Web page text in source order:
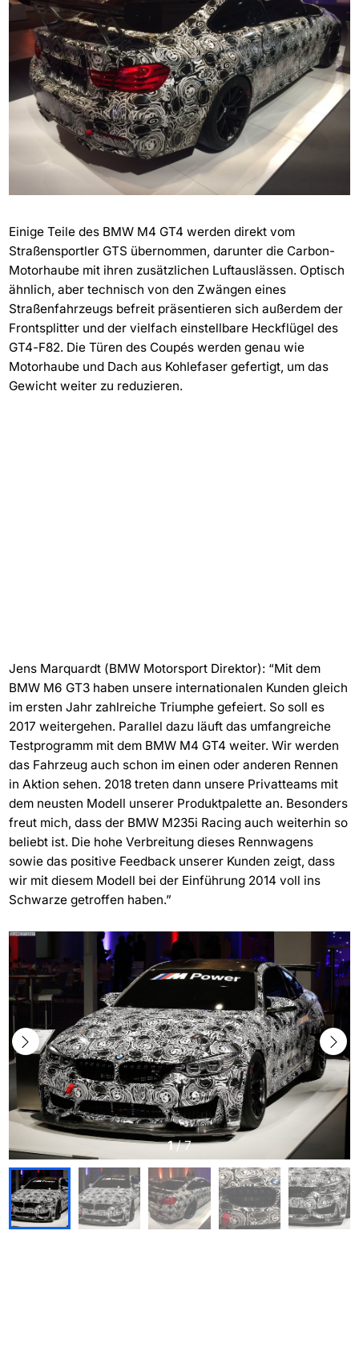
Einige Teile des BMW M4 GT4 werden direkt vom
Straßensportler GTS übernommen, darunter die Carbon-
Motorhaube mit ihren zusätzlichen Luftauslässen. Optisch
ähnlich, aber technisch von den Zwängen eines
Straßenfahrzeugs befreit präsentieren sich außerdem der
Frontsplitter und der vielfach einstellbare Heckflügel des
GT4-F82. Die Türen des Coupés werden genau wie
Motorhaube und Dach aus Kohlefaser gefertigt, um das
Gewicht weiter zu reduzieren.
Jens Marquardt (BMW Motorsport Direktor): “Mit dem
BMW M6 GT3 haben unsere internationalen Kunden gleich
im ersten Jahr zahlreiche Triumphe gefeiert. So soll es
2017 weitergehen. Parallel dazu läuft das umfangreiche
Testprogramm mit dem BMW M4 GT4 weiter. Wir werden
das Fahrzeug auch schon im einen oder anderen Rennen
in Aktion sehen. 2018 treten dann unsere Privatteams mit
dem neusten Modell unserer Produktpalette an. Besonders
freut mich, dass der BMW M235i Racing auch weiterhin so
beliebt ist. Die hohe Verbreitung dieses Rennwagens
sowie das positive Feedback unserer Kunden zeigt, dass
wir mit diesem Modell bei der Einführung 2014 voll ins
Schwarze getroffen haben.”
1/7